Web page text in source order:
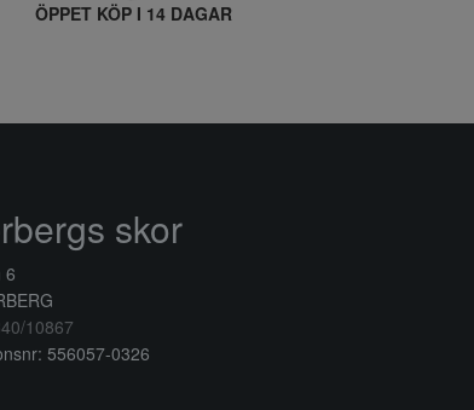
ÖPPET KÖP I 14 DAGAR
skor
6
10867
556057-0326